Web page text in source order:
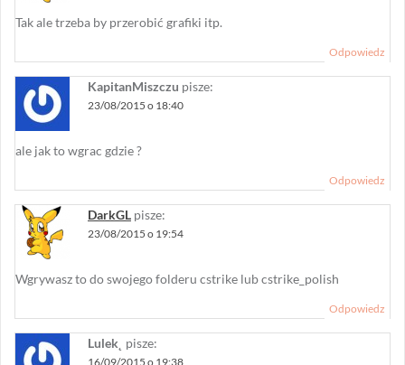
Tak ale trzeba by przerobić grafiki itp.
Odpowiedz
KapitanMiszczu pisze:
23/08/2015 o 18:40
ale jak to wgrac gdzie ?
Odpowiedz
DarkGL pisze:
23/08/2015 o 19:54
Wgrywasz to do swojego folderu cstrike lub cstrike_polish
Odpowiedz
Lulek˛ pisze:
16/09/2015 o 19:38